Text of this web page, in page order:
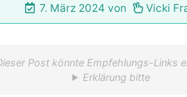
7. März 2024 von Vicki
Post könnte Empfehlungs-Links
Erklärung bitte